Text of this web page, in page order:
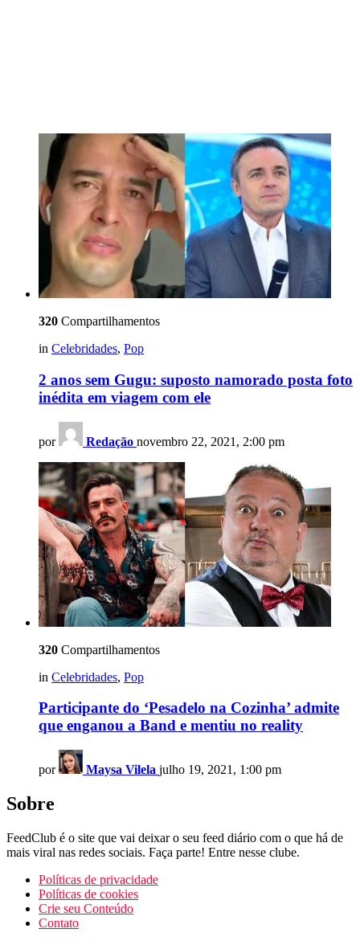
320 Compartilhamentos
in Celebridades, Pop
2 anos sem Gugu: suposto namorado posta foto
inédita em viagem com ele
por Redação novembro 22, 2021, 2:00 pm
320 Compartilhamentos
in Celebridades, Pop
Participante do ‘Pesadelo na Cozinha’ admite
que enganou a Band e mentiu no reality
por Maysa Vilela julho 19, 2021, 1:00 pm
Sobre
FeedClub é o site que vai deixar o seu feed diário com o que há de
mais viral nas redes sociais. Faça parte! Entre nesse clube.
Políticas de privacidade
Políticas de cookies
Crie seu Conteúdo
Contato